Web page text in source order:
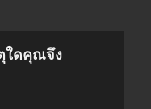
ใดคุณจึง